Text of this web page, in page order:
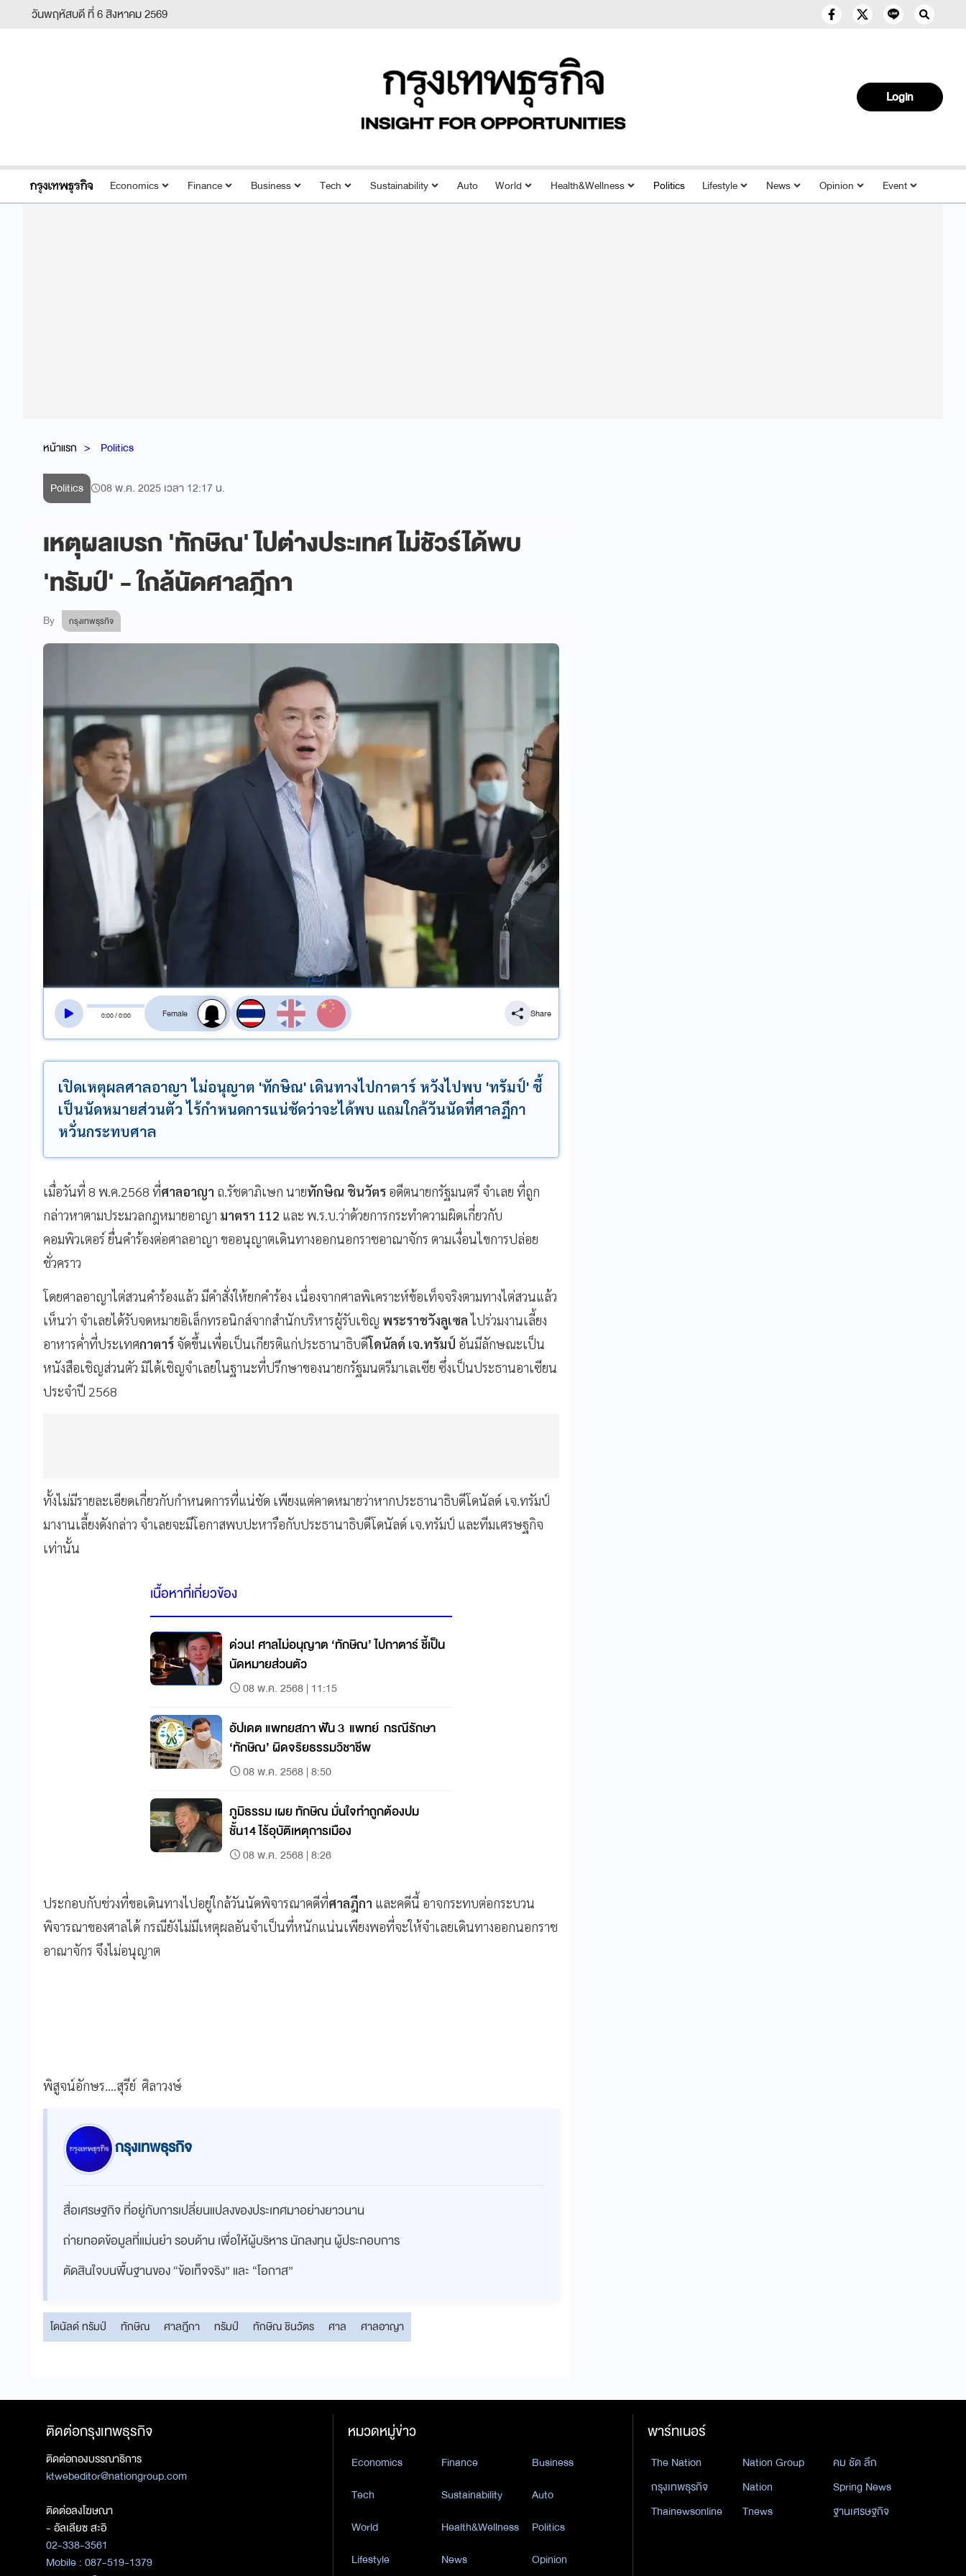
วันพฤหัสบดี ที่ 6 สิงหาคม 2569
Login
Economics Finance Business Tech Sustainability Auto World Health&Wellness Politics Lifestyle News Opinion Event
หน้าแรก Politics
Politics 08 พ.ค. 2025 เวลา 12:17 น.
เหตุผลเบรก 'ทักษิณ' ไปต่างประเทศ ไม่ชัวร์ได้พบ
'ทรัมป์' - ใกล้นัดศาลฎีกา
By กรุงเทพธุรกิจ
0:00/0:00
สลับเสียงอ่าน
Share
เปิดเหตุผลศาลอาญา ไม่อนุญาต 'ทักษิณ' เดินทางไปกาตาร์ หวังไปพบ 'ทรัมป์' ชี้
เป็นนัดหมายส่วนตัว ไร้กำหนดการแน่ชัดว่าจะได้พบ แถมใกล้วันนัดที่ศาลฎีกา
หวั่นกระทบศาล
เมื่อวันที่ 8 พ.ค.2568 ที่ศาลอาญา ถ.รัชดาภิเษก นายทักษิณ ชินวัตร อดีตนายกรัฐมนตรี จำเลย ที่ถูก
กล่าวหาตามประมวลกฎหมายอาญา มาตรา 112 และ พ.ร.บ.ว่าด้วยการกระทำความผิดเกี่ยวกับ
คอมพิวเตอร์ ยื่นคำร้องต่อศาลอาญา ขออนุญาตเดินทางออกนอกราชอาณาจักร ตามเงื่อนไขการปล่อย
ชั่วคราว
โดยศาลอาญาไต่สวนคำร้องแล้ว มีคำสั่งให้ยกคำร้อง เนื่องจากศาลพิเคราะห์ข้อเท็จจริงตามทางไต่สวนแล้ว
เห็นว่า จำเลยได้รับจดหมายอิเล็กทรอนิกส์จากสำนักบริหารผู้รับเชิญ พระราชวังลูเซลไปร่วมงานเลี้ยง
อาหารค่ำที่ประเทศกาตาร์ จัดขึ้นเพื่อเป็นเกียรติแก่ประธานาธิบดีโดนัลด์ เจ.ทรัมป์ อันมีลักษณะเป็น
หนังสือเชิญส่วนตัว มิได้เชิญจำเลยในฐานะที่ปรึกษาของนายกรัฐมนตรีมาเลเซีย ซึ่งเป็นประธานอาเซียน
ประจำปี 2568
ทั้งไม่มีรายละเอียดเกี่ยวกับกำหนดการที่แน่ชัด เพียงแต่คาดหมายว่าหากประธานาธิบดีโดนัลด์ เจ.ทรัมป์
มางานเลี้ยงดังกล่าว จำเลยจะมีโอกาสพบปะหารือกับประธานาธิบดีโดนัลด์ เจ.ทรัมป์ และทีมเศรษฐกิจ
เท่านั้น
เนื้อหาที่เกี่ยวข้อง
ด่วน! ศาลไม่อนุญาต ‘ทักษิณ’ ไปกาตาร์ ชี้เป็น
นัดหมายส่วนตัว
08 พ.ค. 2568 | 11:15
อัปเดต แพทยสภา ฟัน 3 แพทย์ กรณีรักษา
‘ทักษิณ’ ผิดจริยธรรมวิชาชีพ
08 พ.ค. 2568 | 8:50
ภูมิธรรม เผย ทักษิณ มั่นใจทำถูกต้องปม
ชั้น14 ไร้อุบัติเหตุการเมือง
08 พ.ค. 2568 | 8:26
ประกอบกับช่วงที่ขอเดินทางไปอยู่ใกล้วันนัดพิจารณาคดีที่ศาลฎีกา และคดีนี้ อาจกระทบต่อกระบวน
พิจารณาของศาลได้ กรณียังไม่มีเหตุผลอันจำเป็นที่หนักแน่นเพียงพอที่จะให้จำเลยเดินทางออกนอกราช
อาณาจักร จึงไม่อนุญาต
พิสูจน์อักษร....สุรีย์ ศิลาวงษ์
กรุงเทพธุรกิจ
สื่อเศรษฐกิจ ที่อยู่กับการเปลี่ยนแปลงของประเทศมาอย่างยาวนาน
ถ่ายทอดข้อมูลที่แม่นยำ รอบด้าน เพื่อให้ผู้บริหาร นักลงทุน ผู้ประกอบการ
ตัดสินใจบนพื้นฐานของ “ข้อเท็จจริง” และ “โอกาส”
โดนัลด์ ทรัมป์ ทักษิณ ศาลฎีกา ทรัมป์ ทักษิณ ชินวัตร ศาล ศาลอาญา
ติดต่อกรุงเทพธุรกิจ
ติดต่อกองบรรณาธิการ
ktwebeditor@nationgroup.com
ติดต่อลงโฆษณา
- อัลเลียซ สะอิ
02-338-3561
Mobile : 087-519-1379
หมวดหมู่ข่าว
Economics Finance
Business
Tech
Sustainability
Auto
World
Health&Wellness
Politics
Lifestyle
News Opinion
พาร์ทเนอร์
The Nation Nation Group
คม ชัด ลึก
กรุงเทพธุรกิจ
Nation
Spring News
Thainewsonline
Tnews ฐานเศรษฐกิจ